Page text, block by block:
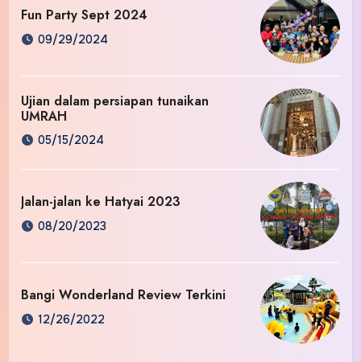
Fun Party Sept 2024
09/29/2024
Ujian dalam persiapan tunaikan
UMRAH
05/15/2024
Jalan-jalan ke Hatyai 2023
08/20/2023
Bangi Wonderland Review Terkini
12/26/2022